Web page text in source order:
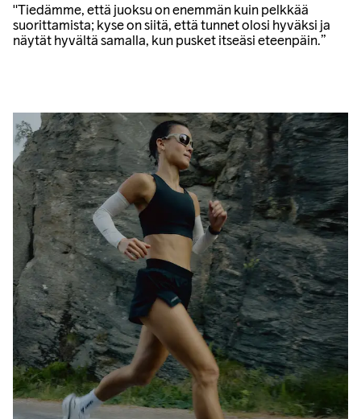
"Tiedämme, että juoksu on enemmän kuin pelkkää
suorittamista; kyse on siitä, että tunnet olosi hyväksi ja
näytät hyvältä samalla, kun pusket itseäsi eteenpäin.”